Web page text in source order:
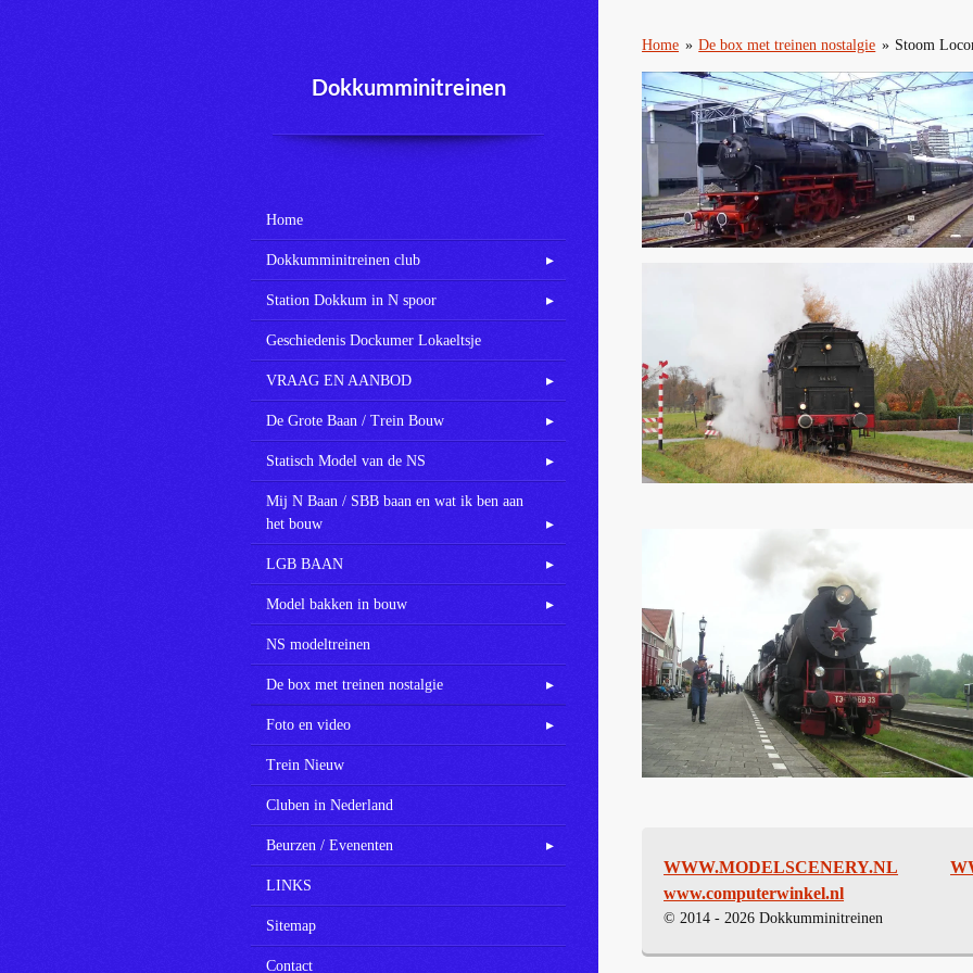
Home » De box met treinen nostalgie » Stoom
WWW.MODELSCENERY.NL
www.computerwinkel.nl
© 2014 - 2026 Dokkumminitreinen
Dokkumminitreinen
Home
Dokkumminitreinen club
Station Dokkum in N spoor
Geschiedenis Dockumer Lokaeltsje
VRAAG EN AANBOD
De Grote Baan / Trein Bouw
Statisch Model van de NS
Mij N Baan / SBB baan en wat ik ben aan
het bouw
LGB BAAN
Model bakken in bouw
NS modeltreinen
De box met treinen nostalgie
Foto en video
Trein Nieuw
Cluben in Nederland
Beurzen / Evenenten
LINKS
Sitemap
Contact